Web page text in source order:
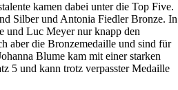
kamen dabei unter die Top Five.
Silber und Antonia Fiedler Bronze. In
und Luc Meyer nur knapp den
aber die Bronzemedaille und sind für
Blume kam mit einer starken
5 und kann trotz verpasster Medaille